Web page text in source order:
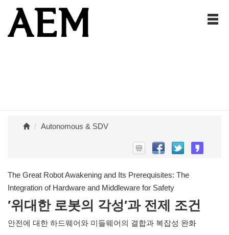
Autonomous & SDV
The Great Robot Awakening and Its Prerequisites: The
Integration of Hardware and Middleware for Safety
′위대한 로봇의 각성′과 전제 조건
안전에 대한 하드웨어와 미들웨어의 결합과 복잡성 완화